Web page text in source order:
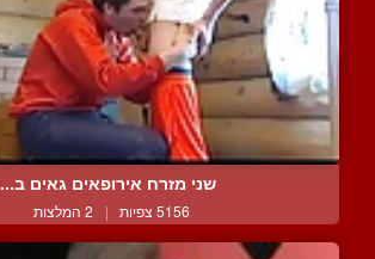
שני מזרח אירופאים גאים ב...
5156 צפיות | 2 המלצות